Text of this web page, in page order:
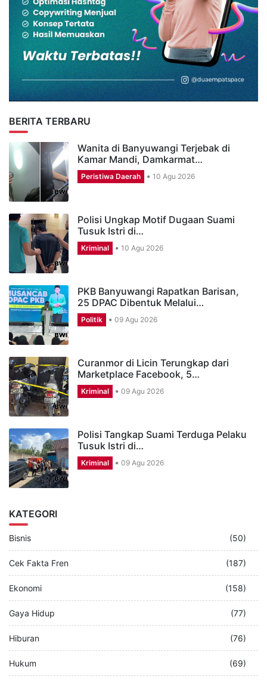
BERITA TERBARU
Wanita di Banyuwangi Terjebak di
Kamar Mandi, Damkarmat…
Peristiwa Daerah 10 Agu 2026
Polisi Ungkap Motif Dugaan Suami
Tusuk Istri di…
Kriminal 10 Agu 2026
PKB Banyuwangi Rapatkan Barisan,
25 DPAC Dibentuk Melalui…
Politik 09 Agu 2026
Curanmor di Licin Terungkap dari
Marketplace Facebook, 5…
Kriminal 09 Agu 2026
Polisi Tangkap Suami Terduga Pelaku
Tusuk Istri di…
Kriminal 09 Agu 2026
KATEGORI
Bisnis (50)
Cek Fakta Fren (187)
Ekonomi (158)
Gaya Hidup (77)
Hiburan (76)
Hukum (69)